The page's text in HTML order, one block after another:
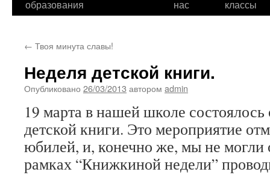
образования
нас
классы
← Твоя минута славы!
Неделя детской книги.
Опубликовано 26/03/2013 автором admin
19 марта в нашей школе
детской книги. Это мероприятие
юбилей, и, конечно же, мы не могли
рамках “Книжкиной недели”